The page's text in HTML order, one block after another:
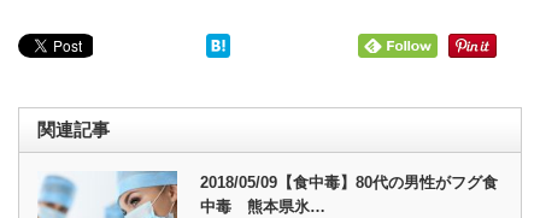
関連記事
2018/05/09【食中毒】80代の男性がフグ食
中毒 熊本県氷…